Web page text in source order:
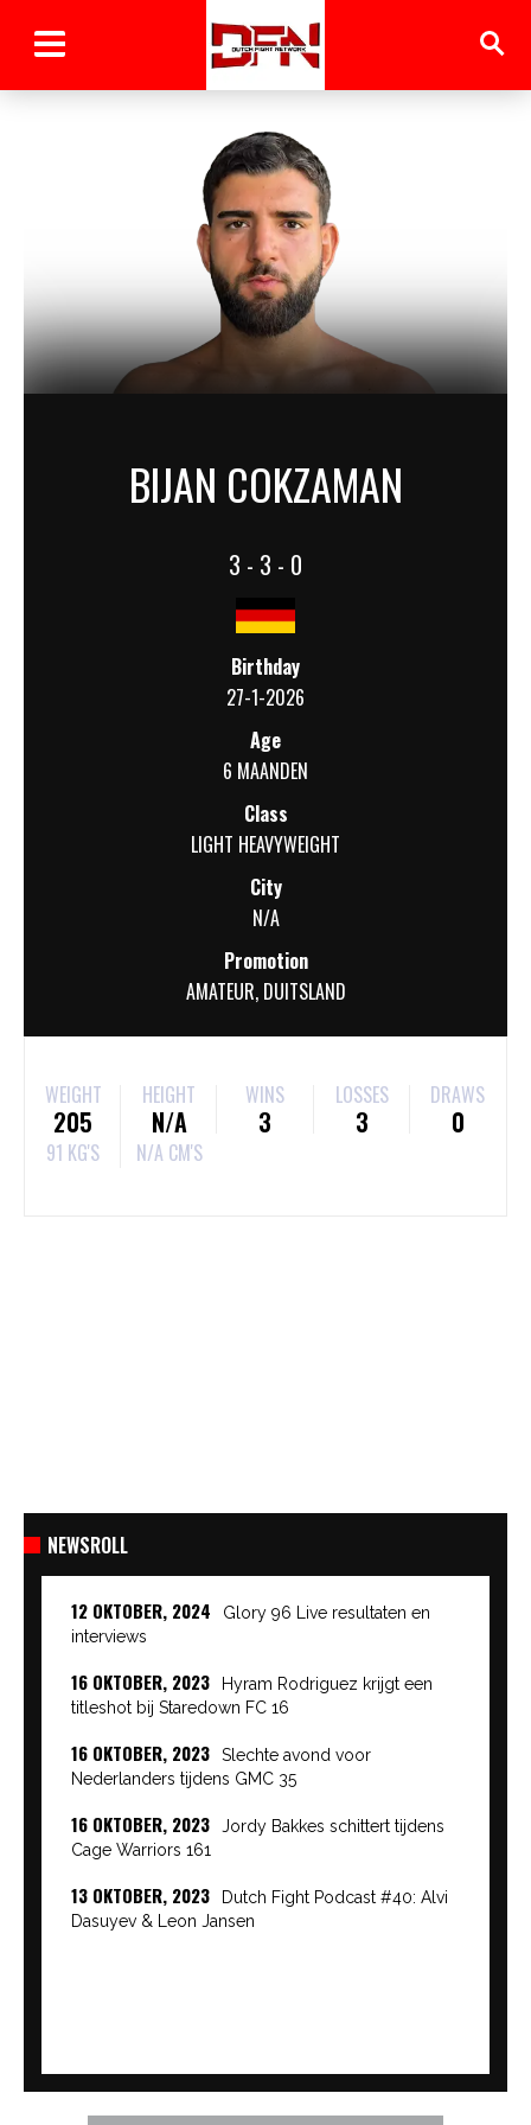
BIJAN COKZAMAN
3 - 3 - 0
Birthday
27-1-2026
Age
6 MAANDEN
Class
LIGHT HEAVYWEIGHT
City
N/A
Promotion
AMATEUR, DUITSLAND
WEIGHT
205
91 KG'S
HEIGHT
N/A
N/A CM'S
WINS
3
LOSSES
3
DRAWS
0
NEWSROLL
12 OKTOBER, 2024
Glory 96 Live resultaten en
interviews
16 OKTOBER, 2023
Hyram Rodriguez krijgt een
titleshot bij Staredown FC 16
16 OKTOBER, 2023
Slechte avond voor
Nederlanders tijdens GMC 35
16 OKTOBER, 2023
Jordy Bakkes schittert tijdens
Cage Warriors 161
13 OKTOBER, 2023
Dutch Fight Podcast #40: Alvi
Dasuyev & Leon Jansen